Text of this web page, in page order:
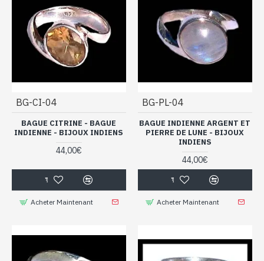
BG-CI-04
BAGUE CITRINE - BAGUE
INDIENNE - BIJOUX INDIENS
44,00€
Acheter Maintenant
BG-PL-04
BAGUE INDIENNE ARGENT ET
PIERRE DE LUNE - BIJOUX
INDIENS
44,00€
Acheter Maintenant